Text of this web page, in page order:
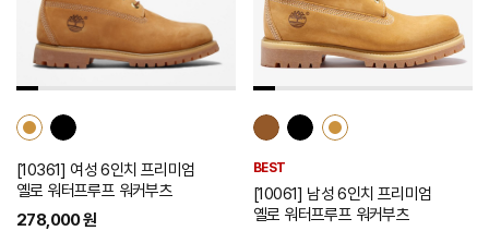
추
가
[10361] 여성 6인치 프리미엄
옐로 워터프루프 워커부츠
278,000 원
트
추
가
BEST
[10061] 남성 6인치 프리미엄
옐로 워터프루프 워커부츠